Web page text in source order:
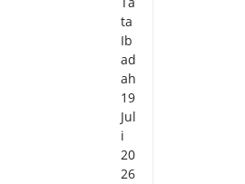
ta
Ib
ad
ah
19
Jul
i
20
26